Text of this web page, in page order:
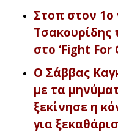
Στοπ στον
Τσακουρίδης
στο ‘Fight For
O Σάββας
με τα
ξεκίνησε η
για